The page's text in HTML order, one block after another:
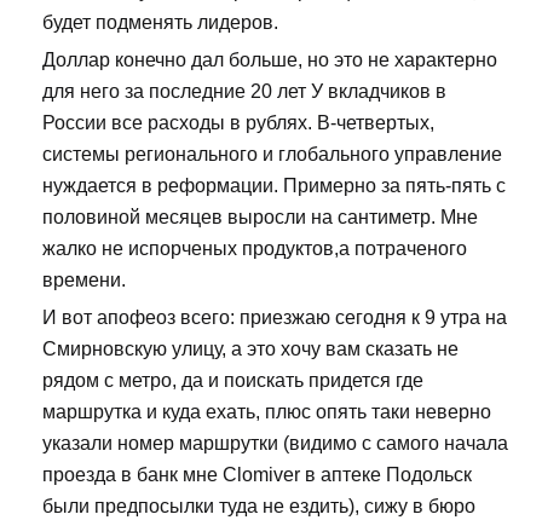
будет подменять лидеров.
Доллар конечно дал больше, но это не характерно
для него за последние 20 лет У вкладчиков в
России все расходы в рублях. В-четвертых,
системы регионального и глобального управление
нуждается в реформации. Примерно за пять-пять с
половиной месяцев выросли на сантиметр. Мне
жалко не испорченых продуктов,а потраченого
времени.
И вот апофеоз всего: приезжаю сегодня к 9 утра на
Смирновскую улицу, а это хочу вам сказать не
рядом с метро, да и поискать придется где
маршрутка и куда ехать, плюс опять таки неверно
указали номер маршрутки (видимо с самого начала
проезда в банк мне Clomiver в аптеке Подольск
были предпосылки туда не ездить), сижу в бюро